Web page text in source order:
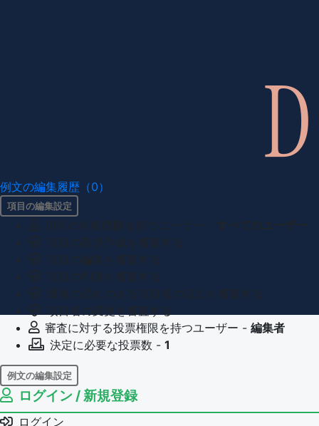
例文の編集履歴（0）
項目の編集設定
審査に対する投票権限を持つユーザー - 編集者
決定に必要な投票数 - 1
例文の編集設定
例文の編集権限を持つユーザー -
例文の削除を審査する
ログイン / 新規登録
ログイン